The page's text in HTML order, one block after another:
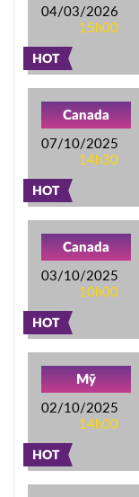
HOT
04/03/2026
15h00
HOT
Canada
07/10/2025
14h30
HOT
Canada
03/10/2025
10h00
HOT
Mỹ
02/10/2025
14h00